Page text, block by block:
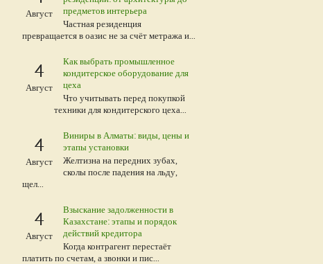
Август
предметов интерьера
Частная резиденция
превращается в оазис не за счёт метража и...
4
Август
Как выбрать промышленное
кондитерское оборудование для
цеха
Что учитывать перед покупкой
техники для кондитерского цеха...
4
Август
Виниры в Алматы: виды, цены и
этапы установки
Желтизна на передних зубах,
сколы после падения на льду,
щел...
4
Август
Взыскание задолженности в
Казахстане: этапы и порядок
действий кредитора
Когда контрагент перестаёт
платить по счетам, а звонки и пис...